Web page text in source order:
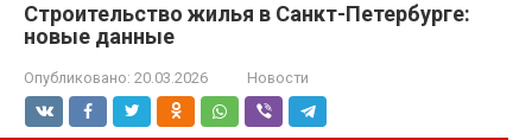
Строительство жилья в Санкт-Петербурге:
новые данные
Опубликовано: 20.03.2026 Новости